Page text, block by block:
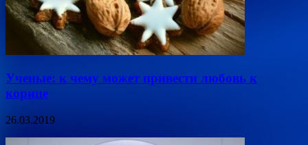
Ученые: к чему может привести любовь к
корице
26.03.2019